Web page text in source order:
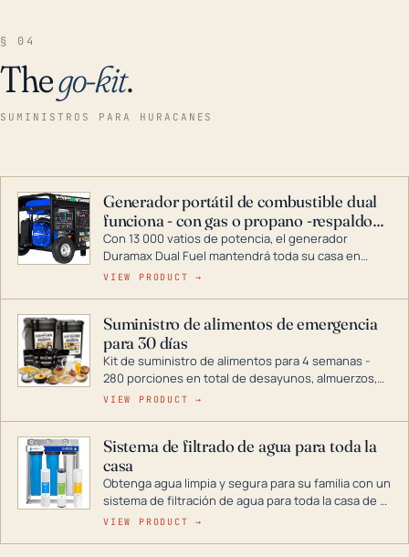
§ 04
Thego-kit.
SUMINISTROS PARA HURACANES
Generador portátil de combustible dual
funciona - con gas o propano -respaldo
para el hogar
Con 13 000 vatios de potencia, el generador
Duramax Dual Fuel mantendrá toda su casa en
funcionamiento durante una tormenta o un corte
combustible dual, con una gama completa que
abarca desde inversores digitales hasta
generadores que pueden alimentar toda su casa.
VIEW PRODUCT →
Suministro de alimentos de emergencia
para 30 días
Kit de suministro de alimentos para 4 semanas -
280 porciones en total de desayunos, almuerzos,
cenas y postres. Se puede almacenar durante
VIEW PRODUCT →
Sistema de filtrado de agua para toda la
casa
Obtenga agua limpia y segura para su familia con un
sistema de filtración de agua para toda la casa de 3
etapas. La tecnología avanzada de este filtro
VIEW PRODUCT →